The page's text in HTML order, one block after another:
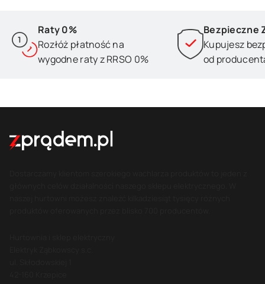
Raty 0%
Rozłóż płatność na
wygodne raty z RRSO 0%
Bezpieczne
Kupujesz
od